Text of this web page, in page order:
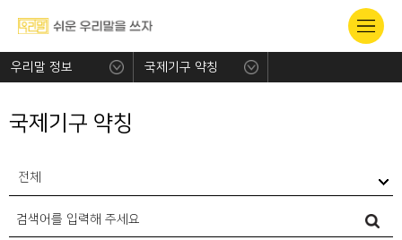
우리말 정보 국제기구 약칭
국제기구 약칭
전체